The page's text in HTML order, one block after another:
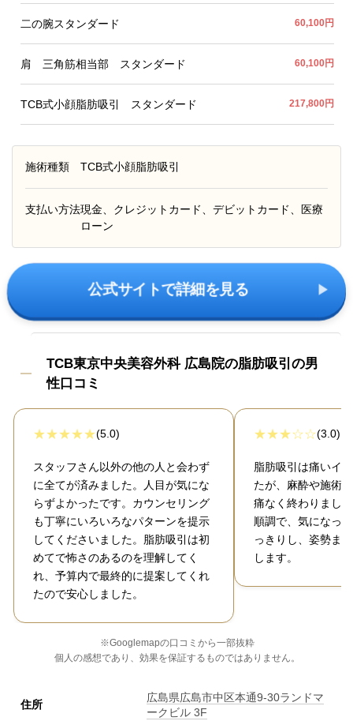
二の腕スタンダード 60,100円
肩 三角筋相当部 スタンダード 60,100円
TCB式小顔脂肪吸引 スタンダード 217,800円
施術種類 TCB式小顔脂肪吸引
支払い方法現金、クレジットカード、デビットカード、医療
ローン
公式サイトで詳細を見る
TCB東京中央美容外科 広島院の脂肪吸引の男
性口コミ
(5.0)
スタッフさん以外の他の人と会わず
に全てが済みました。人目が気にな
らずよかったです。カウンセリング
も丁寧にいろいろなパターンを提示
してくださいました。脂肪吸引は初
めてで怖さのあるのを理解してく
れ、予算内で最終的に提案してくれ
たので安心しました。
(3.0)
脂肪吸引は痛いイ
たが、麻酔や施術
痛なく終わりまし
順調で、気になっ
っきりし、姿勢ま
します。
※Googlemapの口コミから一部抜粋
個人の感想であり、効果を保証するものではありません。
住所
広島県広島市中区本通9-30ランドマ
ークビル 3F